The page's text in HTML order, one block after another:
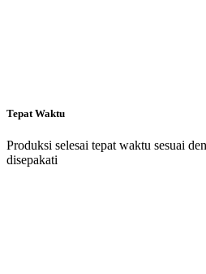
Tepat Waktu
Produksi selesai tepat waktu sesuai
disepakati